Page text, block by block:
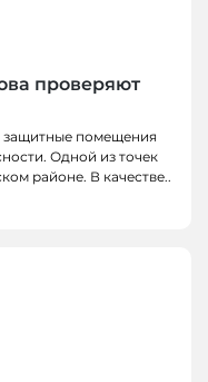
проверяют
защитные помещения
Одной из точек
районе. В качестве..